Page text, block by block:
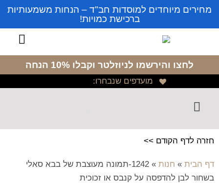
מחירים מיוחדים למוסדות חב"ד – הנחות משמעותיות
ברכישת כמויות!
לחצו והירשמו לניוזלטר וקבלו 10% הנחה
מועדפים שנבחרו:
חזרה לדף הקודם >>
דף הבית » חנות »
1242-תמונה מעוצבת של בבא סאלי
בשחור לבן להדפסה על קנבס או זכוכית